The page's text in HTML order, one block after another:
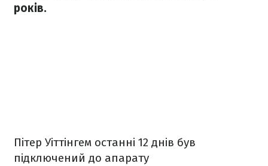
років.
Пітер Уіттінгем останні 12 днів був
підключений до апарату